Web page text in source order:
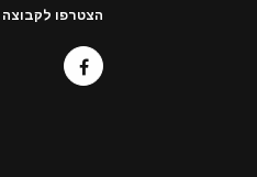
הצטרפו לקבוצה